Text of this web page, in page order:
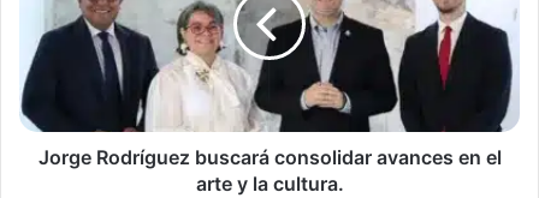
avances
en
el
arte
y
Jorge Rodríguez buscará consolidar avances en el
arte y la cultura.